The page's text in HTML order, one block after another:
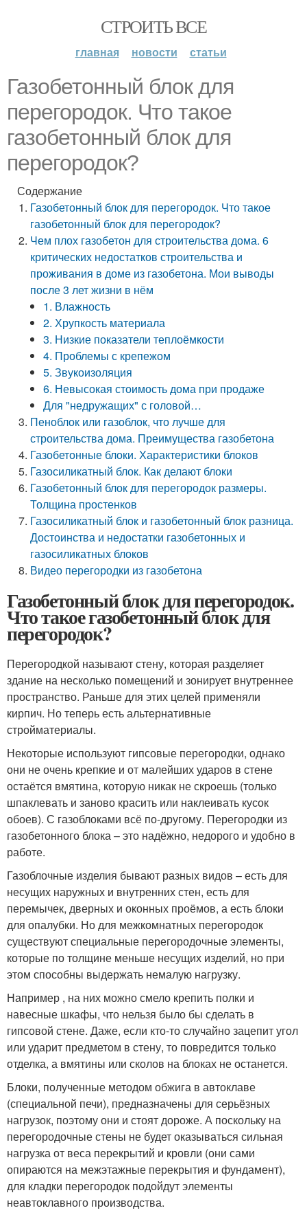
СТРОИТЬ ВСЕ
главная новости статьи
Газобетонный блок для
перегородок. Что такое
газобетонный блок для
перегородок?
Содержание
Газобетонный блок для перегородок. Что такое
газобетонный блок для перегородок?
Чем плох газобетон для строительства дома. 6
критических недостатков строительства и
проживания в доме из газобетона. Мои выводы
после 3 лет жизни в нём
1. Влажность
2. Хрупкость материала
3. Низкие показатели теплоёмкости
4. Проблемы с крепежом
5. Звукоизоляция
6. Невысокая стоимость дома при продаже
Для "недружащих" с головой…
Пеноблок или газоблок, что лучше для
строительства дома. Преимущества газобетона
Газобетонные блоки. Характеристики блоков
Газосиликатный блок. Как делают блоки
Газобетонный блок для перегородок размеры.
Толщина простенков
Газосиликатный блок и газобетонный блок разница.
Достоинства и недостатки газобетонных и
газосиликатных блоков
Видео перегородки из газобетона
Газобетонный блок для перегородок.
Что такое газобетонный блок для
перегородок?
Перегородкой называют стену, которая разделяет
здание на несколько помещений и зонирует внутреннее
пространство. Раньше для этих целей применяли
кирпич. Но теперь есть альтернативные
стройматериалы.
Некоторые используют гипсовые перегородки, однако
они не очень крепкие и от малейших ударов в стене
остаётся вмятина, которую никак не скроешь (только
шпаклевать и заново красить или наклеивать кусок
обоев). С газоблоками всё по-другому. Перегородки из
газобетонного блока – это надёжно, недорого и удобно в
работе.
Газоблочные изделия бывают разных видов – есть для
несущих наружных и внутренних стен, есть для
перемычек, дверных и оконных проёмов, а есть блоки
для опалубки. Но для межкомнатных перегородок
существуют специальные перегородочные элементы,
которые по толщине меньше несущих изделий, но при
этом способны выдержать немалую нагрузку.
Например , на них можно смело крепить полки и
навесные шкафы, что нельзя было бы сделать в
гипсовой стене. Даже, если кто-то случайно зацепит угол
или ударит предметом в стену, то повредится только
отделка, а вмятины или сколов на блоках не останется.
Блоки, полученные методом обжига в автоклаве
(специальной печи), предназначены для серьёзных
нагрузок, поэтому они и стоят дороже. А поскольку на
перегородочные стены не будет оказываться сильная
нагрузка от веса перекрытий и кровли (они сами
опираются на межэтажные перекрытия и фундамент),
для кладки перегородок подойдут элементы
неавтоклавного производства.